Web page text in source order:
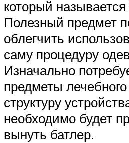
который называется
Полезный предмет
облегчить
саму процедуру
Изначально
предметы
структуру
необходимо будет
вынуть батлер.